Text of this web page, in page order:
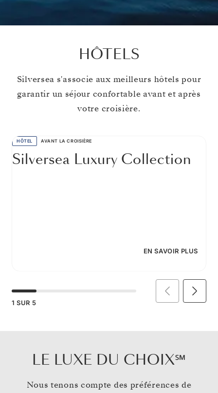
HÔTELS
Silversea s'associe aux meilleurs hôtels pour
garantir un séjour confortable avant et après
votre croisière.
HÔTEL AVANT LA CROISIÈRE
Silversea Luxury Collection
EN SAVOIR PLUS
1 SUR 5
LE LUXE DU CHOIX℠
Nous tenons compte des préférences de